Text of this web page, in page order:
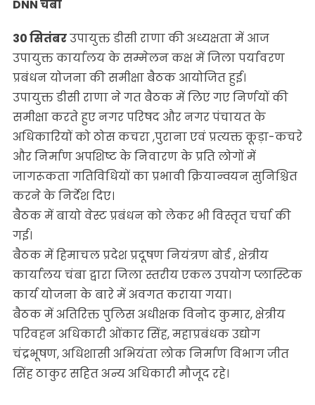
DNN चंबा
30 सितंबरउपायुक्त डीसी राणा की अध्यक्षता में आज
उपायुक्त कार्यालय के सम्मेलन कक्ष में जिला पर्यावरण
प्रबंधन योजना की समीक्षा बैठक आयोजित हुई।
उपायुक्त डीसी राणा ने गत बैठक में लिए गए निर्णयों की
समीक्षा करते हुए नगर परिषद और नगर पंचायत के
अधिकारियों को ठोस कचरा ,पुराना एवं प्रत्यक्त कूड़ा-कचरे
और निर्माण अपशिष्ट के निवारण के प्रति लोगों में
जागरूकता गतिविधियों का प्रभावी क्रियान्वयन सुनिश्चित
करने के निर्देश दिए।
बैठक में बायो वेस्ट प्रबंधन को लेकर भी विस्तृत चर्चा की
गई।
बैठक में हिमाचल प्रदेश प्रदूषण नियंत्रण बोर्ड , क्षेत्रीय
कार्यालय चंबा द्वारा जिला स्तरीय एकल उपयोग प्लास्टिक
कार्य योजना के बारे में अवगत कराया गया।
बैठक में अतिरिक्त पुलिस अधीक्षक विनोद कुमार, क्षेत्रीय
परिवहन अधिकारी ओंकार सिंह, महाप्रबंधक उद्योग
चंद्रभूषण, अधिशासी अभियंता लोक निर्माण विभाग जीत
सिंह ठाकुर सहित अन्य अधिकारी मौजूद रहे।